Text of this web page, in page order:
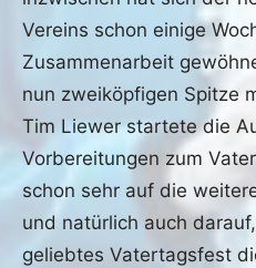
2022
Vereins schon einige
Zusammenarbeit
nun zweiköpfigen Spitze
Tim Liewer startete die
Vorbereitungen zum
schon sehr auf die
und natürlich auch
geliebtes Vatertagsfest